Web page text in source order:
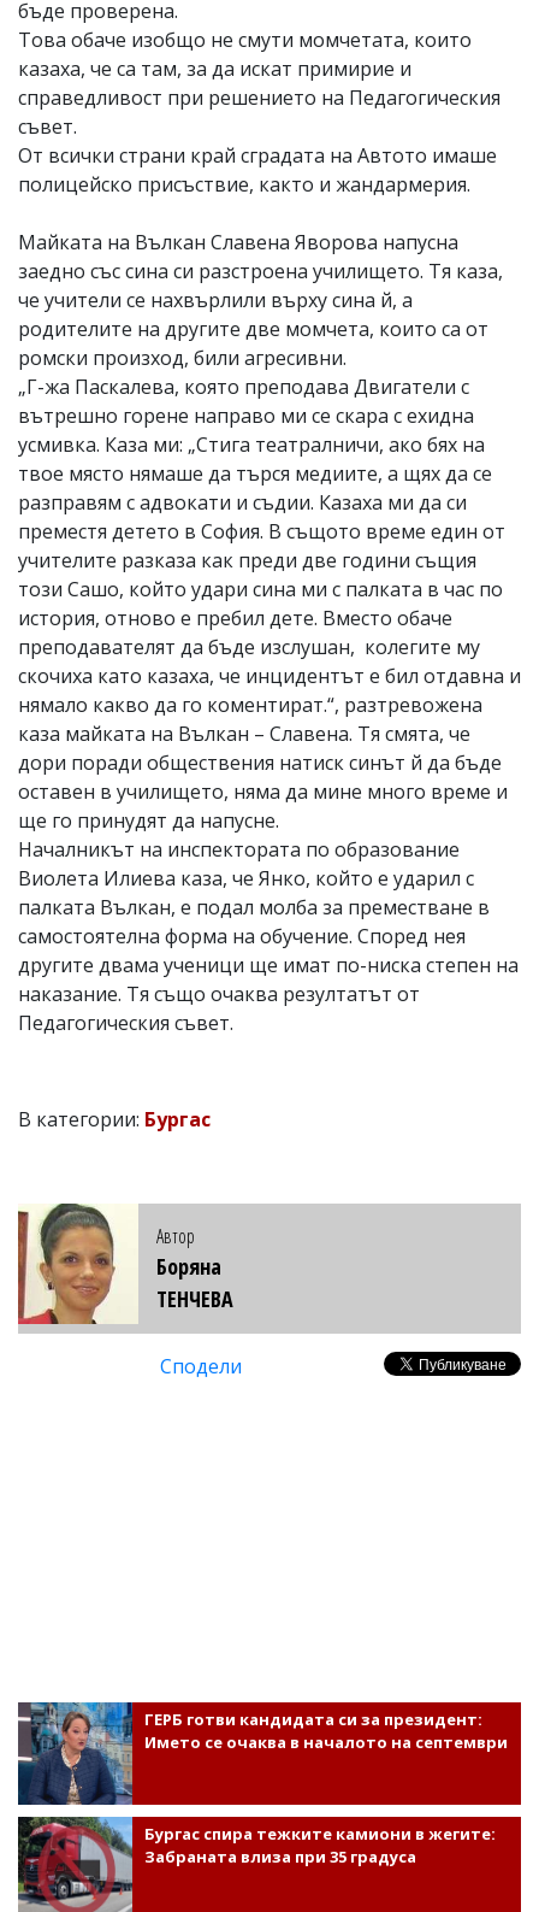
бъде проверена.
Това обаче изобщо не смути момчетата, които
казаха, че са там, за да искат примирие и
справедливост при решението на Педагогическия
съвет.
От всички страни край сградата на Автото имаше
полицейско присъствие, както и жандармерия.
Майката на Вълкан Славена Яворова напусна
заедно със сина си разстроена училището. Тя каза,
че учители се нахвърлили върху сина й, а
родителите на другите две момчета, които са от
ромски произход, били агресивни.
„Г-жа Паскалева, която преподава Двигатели с
вътрешно горене направо ми се скара с ехидна
усмивка. Каза ми: „Стига театралничи, ако бях на
твое място нямаше да търся медиите, а щях да се
разправям с адвокати и съдии. Казаха ми да си
преместя детето в София. В същото време един от
учителите разказа как преди две години същия
този Сашо, който удари сина ми с палката в час по
история, отново е пребил дете. Вместо обаче
преподавателят да бъде изслушан, колегите му
скочиха като казаха, че инцидентът е бил отдавна и
нямало какво да го коментират.“, разтревожена
каза майката на Вълкан – Славена. Тя смята, че
дори поради обществения натиск синът й да бъде
оставен в училището, няма да мине много време и
ще го принудят да напусне.
Началникът на инспектората по образование
Виолета Илиева каза, че Янко, който е ударил с
палката Вълкан, е подал молба за преместване в
самостоятелна форма на обучение. Според нея
другите двама ученици ще имат по-ниска степен на
наказание. Тя също очаква резултатът от
Педагогическия съвет.
В категории: Бургас
Автор
Боряна
ТЕНЧЕВА
Сподели
ГЕРБ готви кандидата си за президент:
Името се очаква в началото на септември
Бургас спира тежките камиони в жегите:
Забраната влиза при 35 градуса